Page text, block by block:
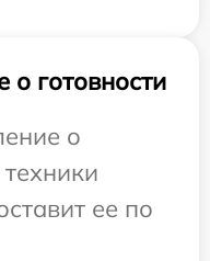
готовности
о
ее по